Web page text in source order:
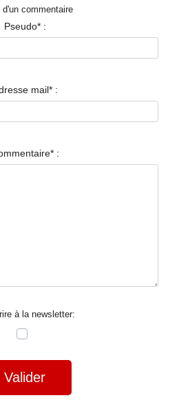
d'un commentaire
Pseudo* :
mail* :
:
à la newsletter:
Valider